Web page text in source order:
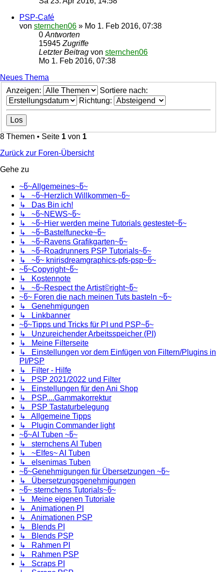
PSP-Café
von sternchen06 » Mo 1. Feb 2016, 07:38
0 Antworten
15945 Zugriffe
Letzter Beitrag von sternchen06
Mo 1. Feb 2016, 07:38
Neues Thema
Anzeigen:
Sortiere nach:
Richtung:
8 Themen • Seite 1 von 1
Zurück zur Foren-Übersicht
Gehe zu
~წ~Allgemeines~წ~
↳ ~წ~Herzlich Willkommen~წ~
↳ Das Bin ich!
↳ ~წ~NEWS~წ~
↳ ~წ~Hier werden meine Tutorials gestestet~წ~
↳ ~წ~Bastelfunecke~წ~
↳ ~წ~Ravens Grafikgarten~წ~
↳ ~წ~Roadrunners PSP Tutorials~წ~
↳ ~წ~ knirisdreamgraphics-pfs-psp~წ~
~წ~Copyright~წ~
↳ Kostennote
↳ ~წ~Respect the Artist©right~წ~
~წ~ Foren die nach meinen Tuts basteln ~წ~
↳ Genehmigungen
↳ Linkbanner
~წ~Tipps und Tricks für PI und PSP~წ~
↳ Unzureichender Arbeitsspeicher (PI)
↳ Meine Filterseite
↳ Einstellungen vor dem Einfügen von Filtern/Plugins in
PI/PSP
↳ Filter - Hilfe
↳ PSP 2021/2022 und Filter
↳ Einstellungen für den Ani Shop
↳ PSP....Gammakorrektur
↳ PSP Tastaturbelegung
↳ Allgemeine Tipps
↳ Plugin Commander light
~წ~AI Tuben ~წ~
↳ sternchens AI Tuben
↳ ~Elfes~ AI Tuben
↳ elsenimas Tuben
~წ~Genehmigungen für Übersetzungen ~წ~
↳ Übersetzungsgenehmigungen
~წ~ sternchens Tutorials~წ~
↳ Meine eigenen Tutoriale
↳ Animationen PI
↳ Animationen PSP
↳ Blends PI
↳ Blends PSP
↳ Rahmen PI
↳ Rahmen PSP
↳ Scraps PI